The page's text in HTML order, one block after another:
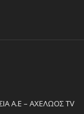
Α.Ε – ΑΧΕΛΩΟΣ TV